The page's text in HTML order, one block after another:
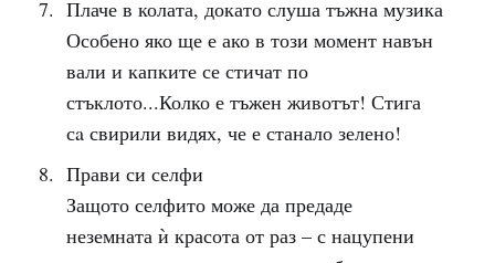
Плаче в колата, докато слуша тъжна музика
Особено яко ще е ако в този момент навън
вали и капките се стичат по
стъклото...Колко е тъжен животът! Стига
сa свирили видях, че е станало зелено!
Прави си селфи
Защото селфито може да предаде
неземната ѝ красота от раз – с нацупени